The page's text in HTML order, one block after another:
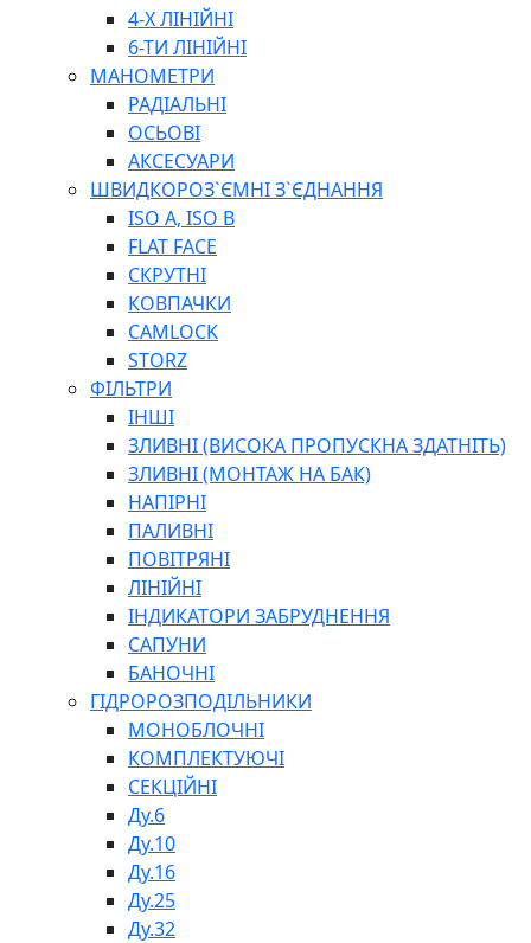
ПЛОСКОГУБЦІ
ВИКРУТКИ
КЛЮЧІ
ГОЛОВКИ, ТРІЩАТКИ, ВОРОТКИ, ПЕРЕХІДНИКИ
ЗУБИЛА, МОЛОТКИ, СОКИРИ, СТАМЕСКИ, ДОЛОТА
СТРУПЦИНИ, ЛЕЩАТА
ВИМІРЮВАЛЬНІ ІНСТРУМЕНТИ
БУДІВЕЛЬНИЙ ІНСТРУМЕНТ
ШЛАНГИ
ГОСПОДАРСЬКІ ТОВАРИ
ПНЕВМАТИЧНІ ІНСТРУМЕНТИ
З'ЄДНУВАЛЬНІ ІНСТРУМЕНТИ ТА МАТЕРІАЛИ
ЯЩИКИ, ШАФИ, ТА СУМКИ ДЛЯ ІНСТРУМЕНТІВ
ЗАСОБИ ЗАХИСТУ
СТЕПЛЕРИ, ЗАКЛЕПОЧНИКИ
ГІДРАВЛІЧНІ ІНСТРУМЕНТИ
ТЕХНІЧНА ХІМІЯ
СПЕЦІАЛЬНІ
ОЛИВИ
ГЕРМЕТИКИ
ЗМАЗКИ
КЛЕЇ, ЦЕМЕНТИ, ЕПОКСИДКИ
РЕМОНТ ГІДРОЦИЛІНДРІВ
4-Х ЛІНІЙНІ
6-ТИ ЛІНІЙНІ
МАНОМЕТРИ
РАДІАЛЬНІ
ОСЬОВІ
АКСЕСУАРИ
ШВИДКОРОЗ`ЄМНІ З`ЄДНАННЯ
ISO A, ISO B
FLAT FACE
СКРУТНІ
КОВПАЧКИ
CAMLOCK
STORZ
ФІЛЬТРИ
ІНШІ
ЗЛИВНІ (ВИСОКА ПРОПУСКНА ЗДАТНІТЬ)
ЗЛИВНІ (МОНТАЖ НА БАК)
НАПІРНІ
ПАЛИВНІ
ПОВІТРЯНІ
ЛІНІЙНІ
ІНДИКАТОРИ ЗАБРУДНЕННЯ
САПУНИ
БАНОЧНІ
ГІДРОРОЗПОДІЛЬНИКИ
МОНОБЛОЧНІ
КОМПЛЕКТУЮЧІ
СЕКЦІЙНІ
Ду.6
Ду.10
Ду.16
Ду.25
Ду.32